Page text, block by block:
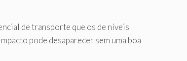
de transporte que os de níveis
pode desaparecer sem uma boa